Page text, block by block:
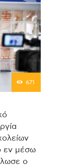
671
εν μέσω
ο